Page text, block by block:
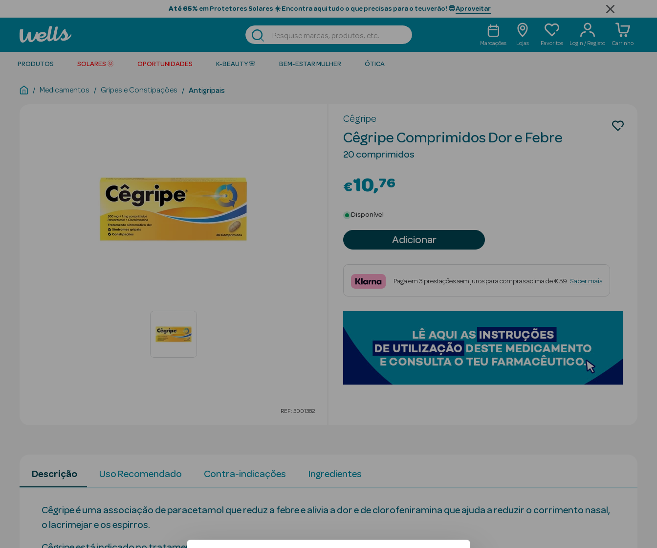
Até 65% em Protetores Solares ☀️ Encontra aqui tudo o que precisas para o teu verão! 😎Aproveitar
Marcações Lojas Favoritos Login / Registo Carrinho
PRODUTOS SOLARES 🌞 OPORTUNIDADES K-BEAUTY 🌸 BEM-ESTAR MULHER ÓTICA
Medicamentos Gripes e Constipações Antigripais
REF: 3001382
Cêgripe
Cêgripe Comprimidos Dor e Febre
20 comprimidos
€10 76
Disponível
Adicionar
Paga em 3 prestações sem juros para compras acima de € 59. Saber mais
Descrição Uso Recomendado Contra-indicações Ingredientes
Cêgripe é uma associação de paracetamol que reduz a febre e alivia a dor e de clorofeniramina que ajuda a reduzir o corrimento nasal,
o lacrimejar e os espirros.